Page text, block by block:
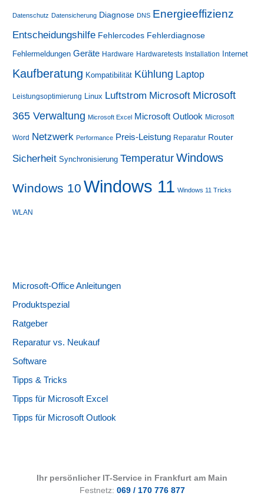
Datenschutz Datensicherung Diagnose DNS Energieeffizienz
Entscheidungshilfe Fehlercodes Fehlerdiagnose
Fehlermeldungen Geräte Hardware Hardwaretests Installation Internet
Kaufberatung Kompatibilität Kühlung Laptop
Leistungsoptimierung Linux Luftstrom Microsoft Microsoft
365 Verwaltung Microsoft Excel Microsoft Outlook Microsoft
Word Netzwerk Performance Preis-Leistung Reparatur Router
Sicherheit Synchronisierung Temperatur Windows
Windows 10 Windows 11 Windows 11 Tricks
WLAN
Microsoft-Office Anleitungen
Produktspezial
Ratgeber
Reparatur vs. Neukauf
Software
Tipps & Tricks
Tipps für Microsoft Excel
Tipps für Microsoft Outlook
Ihr persönlicher IT-Service in Frankfurt am Main
Festnetz: 069 / 170 776 877